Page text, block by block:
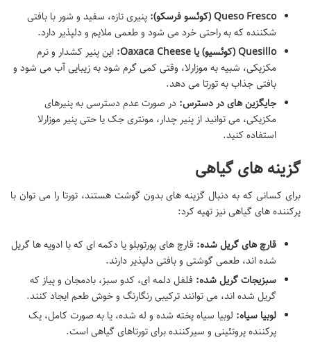
Queso Fresco (کوئسو فرسکو):
پنیری تازه، سفید و شور با بافتی
شکننده که به راحتی خرد می شود و طعمی ملایم و دلپذیر دارد.
Quesillo (کوئسیو) یا Oaxaca Cheese:
این پنیر کشدار و نرم
مکزیکی، شبیه به موزارلا، وقتی کمی گرم شود به زیبایی آب می شود و
بافتی جذاب به تورتا می دهد.
جایگزین های در دسترس: در صورت عدم دسترسی به پنیرهای
مکزیکی، می توانید از پنیر چدار، مونتری جک یا حتی پنیر موزارلا
استفاده کنید.
گزینه های گیاهی
برای کسانی که به دنبال گزینه های بدون گوشت هستند، تورتا را می توان با
پرکننده های گیاهی نیز تهیه کرد:
قارچ های گریل شده: قارچ های پورتوبلو یا دکمه ای که با ادویه ها گریل
شده اند، طعمی گوشتی و بافتی دلپذیر دارند.
سبزیجات گریل شده: فلفل دلمه ای، کدو سبز، بادمجان و پیاز که
گریل شده اند، می توانند ترکیبی رنگارنگ و خوش طعم ایجاد کنند.
لوبیا سیاه: لوبیا سیاه پخته شده و له شده، یا به صورت کامل، یک
پرکننده پروتئینی و سیرکننده برای تورتاهای گیاهی است.